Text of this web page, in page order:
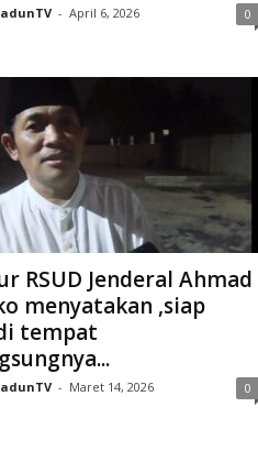
- April 6, 2026 0
RSUD Jenderal Ahmad
menyatakan ,siap
tempat
- Maret 14, 2026 0